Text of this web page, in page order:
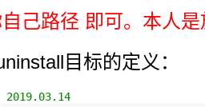
自己路径 即可。本人
目标的定义：